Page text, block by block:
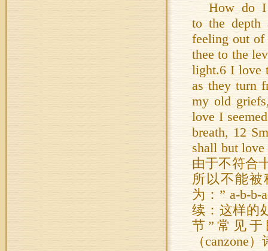
How do
to the depth
feeling out of
thee to the
light.6 I love
as they turn
my old
love I
breath, 12
shall but
由于不符合
所以不能被
为：” a-b-b-
续：这样的
节”常见于
（canzone